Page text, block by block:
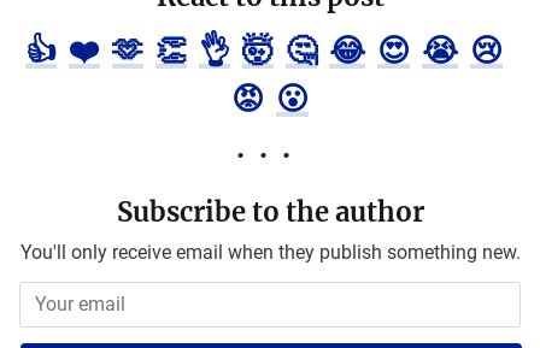
👍 ❤️ 🫶 👏 👌 🤯 🤔 😂 😍 😭 😢
😡 😮
Subscribe to the author
You'll only receive email when they publish something new.